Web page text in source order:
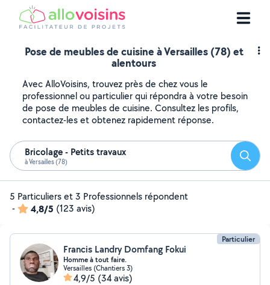
Pose de meubles de cuisine à Versailles (78) et
alentours
Avec AlloVoisins, trouvez près de chez vous le
professionnel ou particulier qui répondra à votre besoin
de pose de meubles de cuisine. Consultez les profils,
contactez-les et obtenez rapidement réponse.
Bricolage - Petits travaux
à Versailles (78)
5 Particuliers et 3 Professionnels répondent
-
4,8/5 (123 avis)
Particulier
Francis Landry Domfang Fokui
Homme à tout faire.
Versailles (Chantiers 3)
4,9/5 (34 avis)